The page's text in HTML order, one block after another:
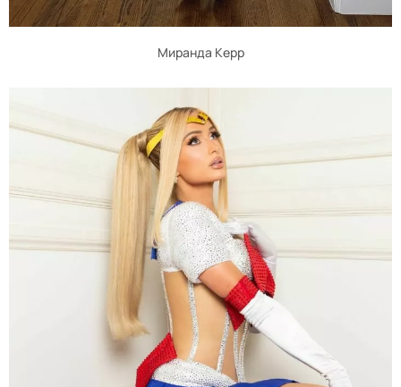
Миранда Керр